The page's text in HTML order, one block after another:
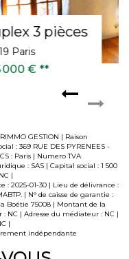
GESTION | Raison
: 369 RUE DES PYRENEES -
: Paris | Numero TVA
: SAS | Capital social : 1 500
|
: 2025-01-30 | Lieu de délivrance :
| N° de caisse de garantie :
Boétie 75008 | Montant de la
NC | Adresse du médiateur : NC |
|
indépendante